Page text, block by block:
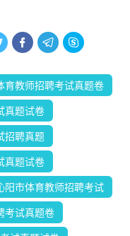
  
育教师招聘考试真题卷
真题试卷
招聘真题
真题试卷
阳市体育教师招聘考试
考试真题卷